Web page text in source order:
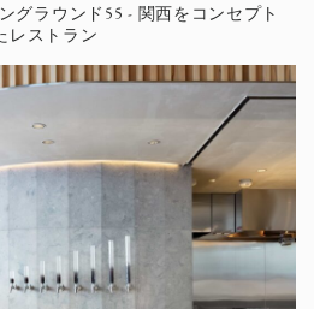
グラウンド55 - 関西をコンセプト
レストラン